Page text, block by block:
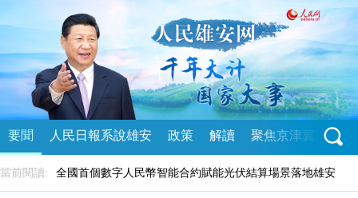
要聞 人民日報系說雄安 政策 解讀 聚焦京津冀 直
當前閱讀: 全國首個數字人民幣智能合約賦能光伏結算場景落地雄安